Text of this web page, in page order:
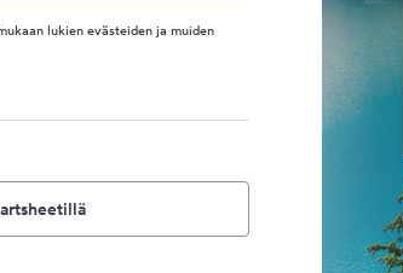
lukien evästeiden ja muiden